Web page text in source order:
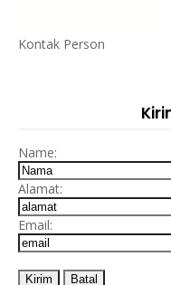
Kontak Person
Name:
Alamat:
Email: